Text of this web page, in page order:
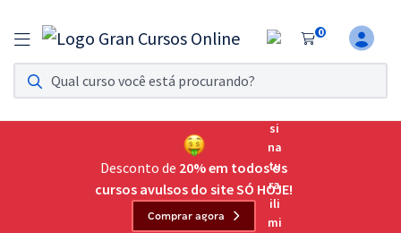
0
Assinatura Ilimitada 11
Acesso a todos os cursos. Teste grátis por 7 dias!
Assinatura OAB Até Passar
Acesso ilimitado a toda preparação para o Exame da
Residências Multiprofissionais
Desconto de 20% em todos os
cursos avulsos do site SÓ HOJE!
Comprar agora